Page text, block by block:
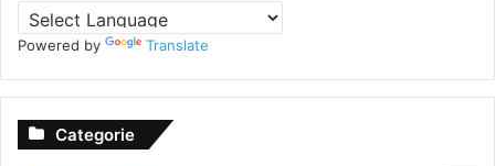
Powered by Translate
Categorie